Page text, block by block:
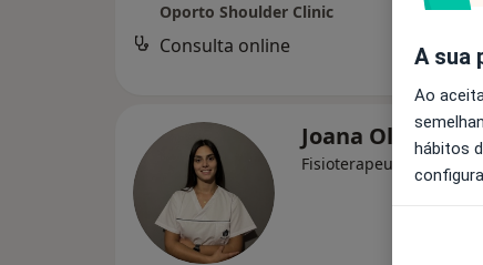
Oporto Shoulder Clinic
Consulta online
Joana Oliveira
Fisioterapeuta
A sua
Ao
hábitos